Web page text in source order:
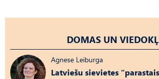
DOMAS UN
Agnese Leiburga
Latviešu sievietes